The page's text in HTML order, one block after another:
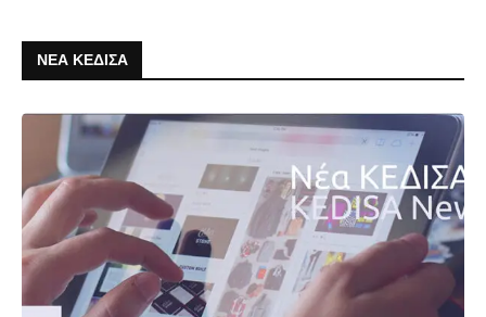
ΝΕΑ ΚΕΔΙΣΑ